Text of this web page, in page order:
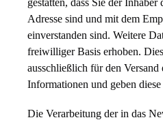
gestatten, dass Sie der
Adresse sind und mit dem
einverstanden sind. Weitere
freiwilliger Basis erhoben.
ausschließlich für den Versand
Informationen und geben
Die Verarbeitung der in das